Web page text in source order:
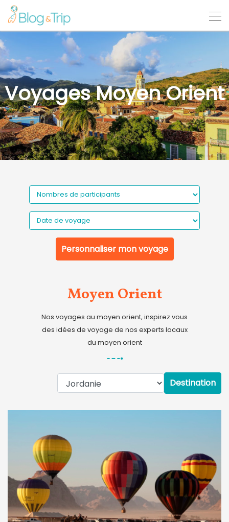
Voyages Moyen Orient
Personnaliser mon voyage
Moyen Orient
Nos voyages au moyen orient, inspirez vous
des idées de voyage de nos experts locaux
du moyen orient
Destination